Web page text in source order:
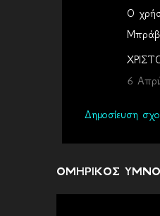
Ο
6
Δημοσίευση
ΟΜΗΡΙΚΟΣ